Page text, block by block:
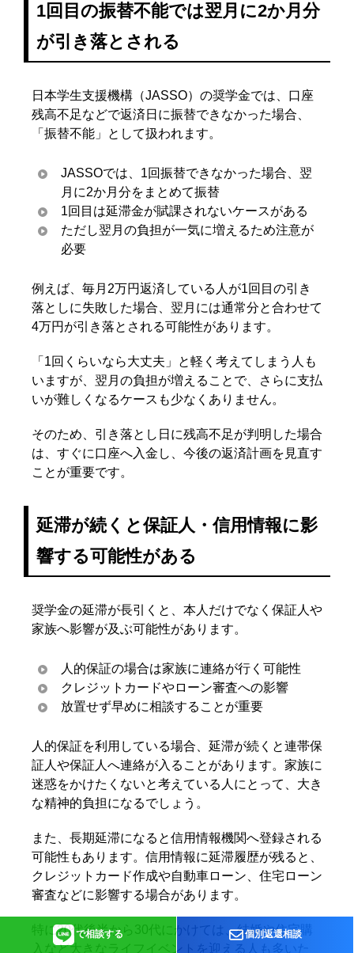
1回目の振替不能では翌月に2か月分
が引き落とされる
日本学生支援機構（JASSO）の奨学金では、口座
残高不足などで返済日に振替できなかった場合、
「振替不能」として扱われます。
JASSOでは、1回振替できなかった場合、翌
月に2か月分をまとめて振替
1回目は延滞金が賦課されないケースがある
ただし翌月の負担が一気に増えるため注意が
必要
例えば、毎月2万円返済している人が1回目の引き
落としに失敗した場合、翌月には通常分と合わせて
4万円が引き落とされる可能性があります。
「1回くらいなら大丈夫」と軽く考えてしまう人も
いますが、翌月の負担が増えることで、さらに支払
いが難しくなるケースも少なくありません。
そのため、引き落とし日に残高不足が判明した場合
は、すぐに口座へ入金し、今後の返済計画を見直す
ことが重要です。
延滞が続くと保証人・信用情報に影
響する可能性がある
奨学金の延滞が長引くと、本人だけでなく保証人や
家族へ影響が及ぶ可能性があります。
人的保証の場合は家族に連絡が行く可能性
クレジットカードやローン審査への影響
放置せず早めに相談することが重要
人的保証を利用している場合、延滞が続くと連帯保
証人や保証人へ連絡が入ることがあります。家族に
迷惑をかけたくないと考えている人にとって、大き
な精神的負担になるでしょう。
また、長期延滞になると信用情報機関へ登録される
可能性もあります。信用情報に延滞履歴が残ると、
クレジットカード作成や自動車ローン、住宅ローン
審査などに影響する場合があります。
特に20代後半から30代にかけては、結婚や住宅購
入など大きなライフイベントを迎える人も多いた
で相談する 個別返還相談